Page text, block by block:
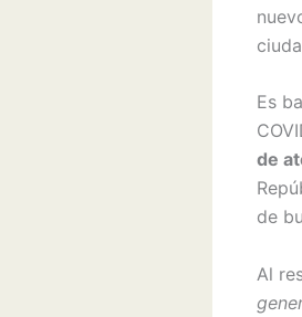
Es
de
de
Al